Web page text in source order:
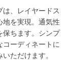
は、レイヤードス
地を実現。通気性
保ちます。シンプ
コーディネートに
ただけます。